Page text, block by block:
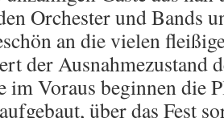
Orchester und Bands
an die vielen
der Ausnahmezustand
im Voraus beginnen die
über das Fest